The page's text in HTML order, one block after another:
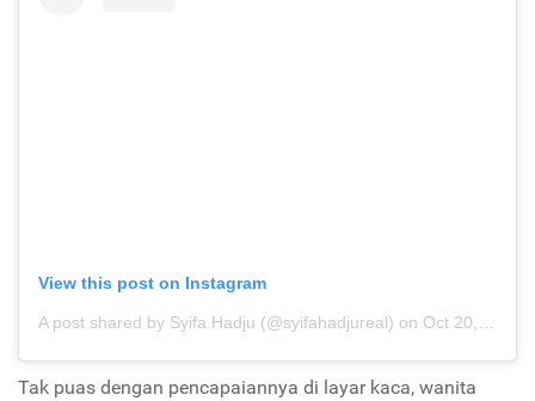
View this post on Instagram
A post shared by Syifa Hadju (@syifahadjureal) on Oct 20, 2020 at 5:37am PDT
Tak puas dengan pencapaiannya di layar kaca, wanita